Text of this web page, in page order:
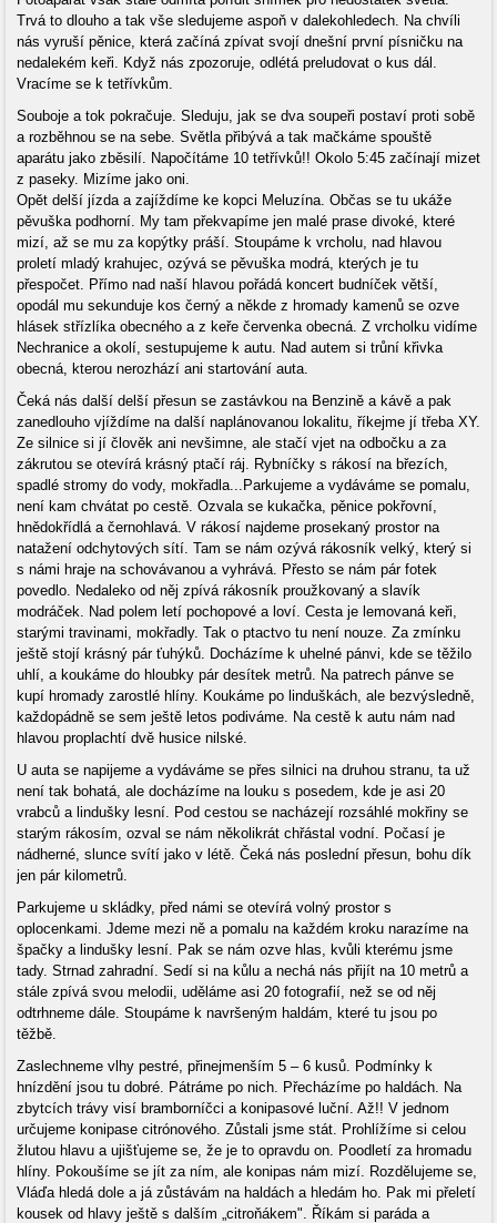
Trvá to dlouho a tak vše sledujeme aspoň v dalekohledech. Na chvíli
nás vyruší pěnice, která začíná zpívat svojí dnešní první písničku na
nedalekém keři. Když nás zpozoruje, odlétá preludovat o kus dál.
Vracíme se k tetřívkům.
Souboje a tok pokračuje. Sleduju, jak se dva soupeři postaví proti sobě
a rozběhnou se na sebe. Světla přibývá a tak mačkáme spouště
aparátu jako zběsilí. Napočítáme 10 tetřívků!! Okolo 5:45 začínají mizet
z paseky. Mizíme jako oni.
Opět delší jízda a zajíždíme ke kopci Meluzína. Občas se tu ukáže
pěvuška podhorní. My tam překvapíme jen malé prase divoké, které
mizí, až se mu za kopýtky práší. Stoupáme k vrcholu, nad hlavou
proletí mladý krahujec, ozývá se pěvuška modrá, kterých je tu
přespočet. Přímo nad naší hlavou pořádá koncert budníček větší,
opodál mu sekunduje kos černý a někde z hromady kamenů se ozve
hlásek střízlíka obecného a z keře červenka obecná. Z vrcholku vidíme
Nechranice a okolí, sestupujeme k autu. Nad autem si trůní křivka
obecná, kterou nerozhází ani startování auta.
Čeká nás další delší přesun se zastávkou na Benzině a kávě a pak
zanedlouho vjíždíme na další naplánovanou lokalitu, říkejme jí třeba XY.
Ze silnice si jí člověk ani nevšimne, ale stačí vjet na odbočku a za
zákrutou se otevírá krásný ptačí ráj. Rybníčky s rákosí na březích,
spadlé stromy do vody, mokřadla...Parkujeme a vydáváme se pomalu,
není kam chvátat po cestě. Ozvala se kukačka, pěnice pokřovní,
hnědokřídlá a černohlavá. V rákosí najdeme prosekaný prostor na
natažení odchytových sítí. Tam se nám ozývá rákosník velký, který si
s námi hraje na schovávanou a vyhrává. Přesto se nám pár fotek
povedlo. Nedaleko od něj zpívá rákosník proužkovaný a slavík
modráček. Nad polem letí pochopové a loví. Cesta je lemovaná keři,
starými travinami, mokřadly. Tak o ptactvo tu není nouze. Za zmínku
ještě stojí krásný pár ťuhýků. Docházíme k uhelné pánvi, kde se těžilo
uhlí, a koukáme do hloubky pár desítek metrů. Na patrech pánve se
kupí hromady zarostlé hlíny. Koukáme po linduškách, ale bezvýsledně,
každopádně se sem ještě letos podiváme. Na cestě k autu nám nad
hlavou proplachtí dvě husice nilské.
U auta se napijeme a vydáváme se přes silnici na druhou stranu, ta už
není tak bohatá, ale docházíme na louku s posedem, kde je asi 20
vrabců a lindušky lesní. Pod cestou se nacházejí rozsáhlé mokřiny se
starým rákosím, ozval se nám několikrát chřástal vodní. Počasí je
nádherné, slunce svítí jako v létě. Čeká nás poslední přesun, bohu dík
jen pár kilometrů.
Parkujeme u skládky, před námi se otevírá volný prostor s
oplocenkami. Jdeme mezi ně a pomalu na každém kroku narazíme na
špačky a lindušky lesní. Pak se nám ozve hlas, kvůli kterému jsme
tady. Strnad zahradní. Sedí si na kůlu a nechá nás přijít na 10 metrů a
stále zpívá svou melodii, uděláme asi 20 fotografií, než se od něj
odtrhneme dále. Stoupáme k navršeným haldám, které tu jsou po
těžbě.
Zaslechneme vlhy pestré, přinejmenším 5 – 6 kusů. Podmínky k
hnízdění jsou tu dobré. Pátráme po nich. Přecházíme po haldách. Na
zbytcích trávy visí bramborníčci a konipasové luční. Až!! V jednom
určujeme konipase citrónového. Zůstali jsme stát. Prohlížíme si celou
žlutou hlavu a ujišťujeme se, že je to opravdu on. Poodletí za hromadu
hlíny. Pokoušíme se jít za ním, ale konipas nám mizí. Rozdělujeme se,
Vláďa hledá dole a já zůstávám na haldách a hledám ho. Pak mi přeletí
kousek od hlavy ještě s dalším „citroňákem". Říkám si paráda a